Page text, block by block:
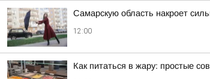
Самарскую область накроет
12:00
Как питаться в жару: простые